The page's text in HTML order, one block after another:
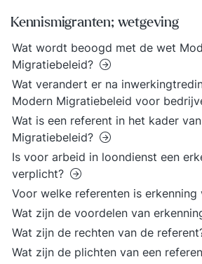
Kennismigranten; wetgeving
Wat wordt beoogd met de wet
Migratiebeleid?
Wat verandert er na
Modern Migratiebeleid voor
Wat is een referent in het kader
Migratiebeleid?
Is voor arbeid in loondienst een
verplicht?
Voor welke referenten is erkenning
Wat zijn de voordelen van
Wat zijn de rechten van de
Wat zijn de plichten van een